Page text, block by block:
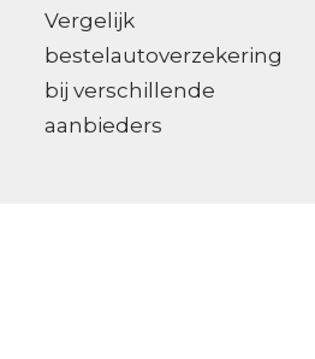
Vergelijk
bestelautoverzekering
bij verschillende
aanbieders